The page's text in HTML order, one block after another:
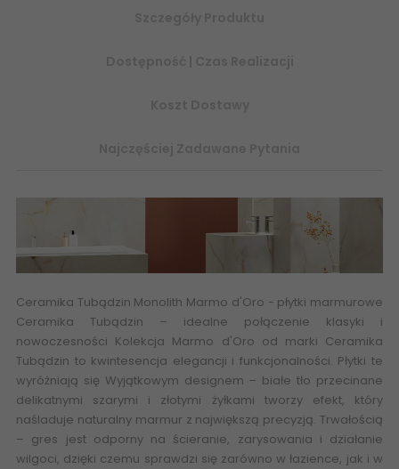
Ceramika Tubądzin Monolith Marmo d'Oro - płytki marmurowe
Ceramika Tubądzin – idealne połączenie klasyki i
nowoczesności Kolekcja Marmo d'Oro od marki Ceramika
Tubądzin to kwintesencja elegancji i funkcjonalności. Płytki te
wyróżniają się Wyjątkowym designem – białe tło przecinane
delikatnymi szarymi i złotymi żyłkami tworzy efekt, który
naśladuje naturalny marmur z największą precyzją. Trwałością
– gres jest odporny na ścieranie, zarysowania i działanie
wilgoci, dzięki czemu sprawdzi się zarówno w łazience, jak i w